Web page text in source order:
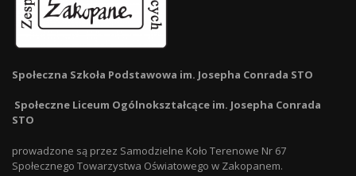
Społeczna Szkoła Podstawowa im. Josepha Conrada STO
Społeczne Liceum Ogólnokształcące im. Josepha Conrada
STO
prowadzone są przez Samodzielne Koło Terenowe Nr 67
Społecznego Towarzystwa Oświatowego w Zakopanem.